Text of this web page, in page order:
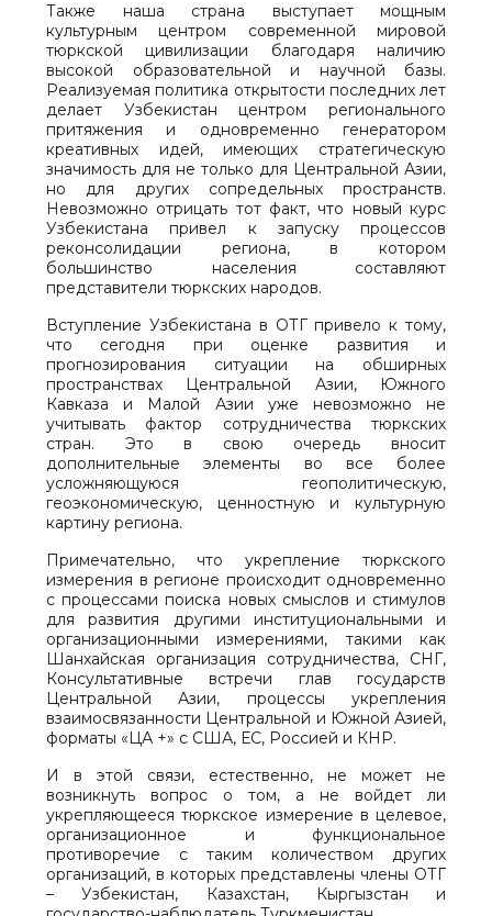
Также наша страна выступает мощным
культурным центром современной мировой
тюркской цивилизации благодаря наличию
высокой образовательной и научной базы.
Реализуемая политика открытости последних лет
делает Узбекистан центром регионального
притяжения и одновременно генератором
креативных идей, имеющих стратегическую
значимость для не только для Центральной Азии,
но для других сопредельных пространств.
Невозможно отрицать тот факт, что новый курс
Узбекистана привел к запуску процессов
реконсолидации региона, в котором
большинство населения составляют
представители тюркских народов.
Вступление Узбекистана в ОТГ привело к тому,
что сегодня при оценке развития и
прогнозирования ситуации на обширных
пространствах Центральной Азии, Южного
Кавказа и Малой Азии уже невозможно не
учитывать фактор сотрудничества тюркских
стран. Это в свою очередь вносит
дополнительные элементы во все более
усложняющуюся геополитическую,
геоэкономическую, ценностную и культурную
картину региона.
Примечательно, что укрепление тюркского
измерения в регионе происходит одновременно
с процессами поиска новых смыслов и стимулов
для развития другими институциональными и
организационными измерениями, такими как
Шанхайская организация сотрудничества, СНГ,
Консультативные встречи глав государств
Центральной Азии, процессы укрепления
взаимосвязанности Центральной и Южной Азией,
форматы «ЦА +» с США, ЕС, Россией и КНР.
И в этой связи, естественно, не может не
возникнуть вопрос о том, а не войдет ли
укрепляющееся тюркское измерение в целевое,
организационное и функциональное
противоречие с таким количеством других
организаций, в которых представлены члены ОТГ
– Узбекистан, Казахстан, Кыргызстан и